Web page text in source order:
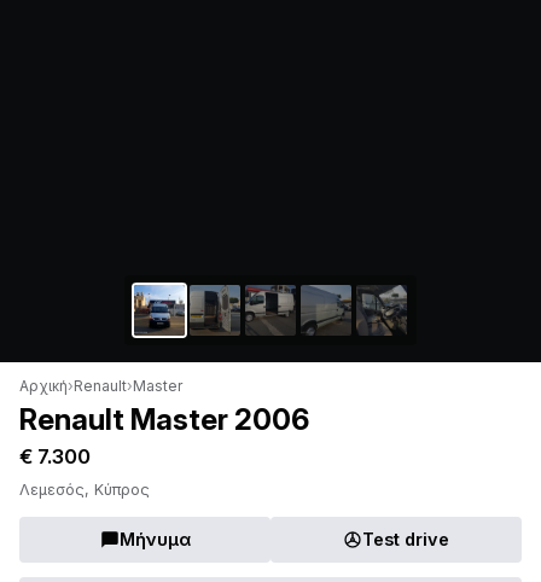
Αρχική›Renault›Master
Renault Master 2006
€ 7.300
Λεμεσός, Κύπρος
Μήνυμα Test drive